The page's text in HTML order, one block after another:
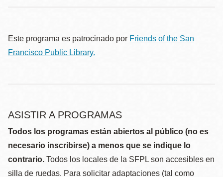
Este programa es patrocinado por Friends of the San
Francisco Public Library.
ASISTIR A PROGRAMAS
Todos los programas están abiertos al público (no es
necesario inscribirse) a menos que se indique lo
contrario. Todos los locales de la SFPL son accesibles en
silla de ruedas. Para solicitar adaptaciones (tal como